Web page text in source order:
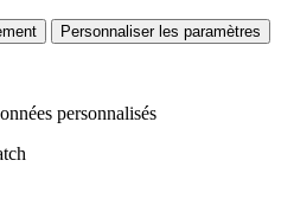
Personnaliser les paramètres
personnalisés